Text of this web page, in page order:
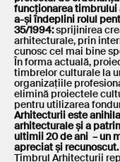
funcționarea
a-și îndeplini rolul
35/1994:sprijinirea
arhitecturale, prin
cunosc cel mai bine
În forma actuală,
timbrelor culturale la
organizațiile
elimină proiectele
pentru utilizarea
Arhitecturii este
arhitecturale și a
ultimii 20 de ani – un
apreciat și recunoscut.
Timbrul Arhitecturii